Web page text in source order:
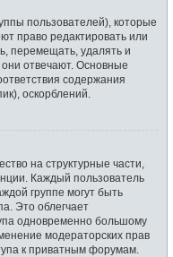
пользователей), которые
право редактировать или
перемещать, удалять и
отвечают. Основные
содержания
оскорблений.
на структурные части,
Каждый пользователь
группе могут быть
Это облегчает
одновременно большому
модераторских прав
к приватным форумам.